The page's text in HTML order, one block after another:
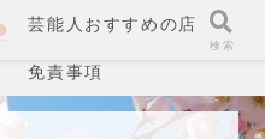
芸能人おすすめの店
免責事項
検索